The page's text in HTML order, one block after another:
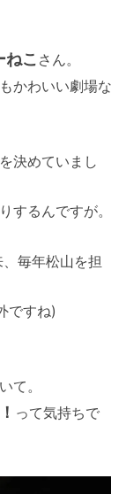
ねこ さん。
かわいい劇場な
決めていまし
するんですが。
毎年松山を担
ですね)
て。
って気持ちで